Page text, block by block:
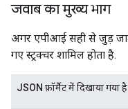
जवाब का मुख्य भाग
अगर एपीआई सही से जुड़
गए स्ट्रक्चर शामिल होता है.
JSON फ़ॉर्मैट में दिखाया गया है